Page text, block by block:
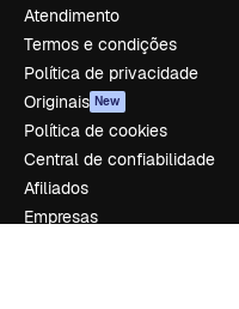
Atendimento
Termos e condições
Política de privacidade
Originais New
Política de cookies
Central de confiabilidade
Afiliados
Empresas